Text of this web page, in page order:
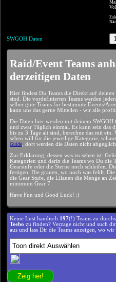
SWGOH Daten
Raid/Event Teams
derzeitigen Daten
Hier findest Du Teams die Direkt auf deinen
sind. Die vordefinierten Teams werden
selber gute Teams für bestimmte Events/
kann uns das gerne Mitteilen - wir alle
Die Daten hier werden mit deinem
und zwar Täglich einmal. Es kann sein das
bis zu 3 Tage alt sind, berechne das mit ein.
sehen will für die jeweilige Kategorie,
Guide , dort werden die Daten nicht
Zur Erklärung, dessen was zu sehen ist:
Kategorien und darin die Teams wo Du die
Gearstufe oder die Sterne noch schleifen.
fertigen. Die grauen, wo noch was fehlt. Die
die Gear Stufe, die Lilanen die Menge an
minimum Gear 7.
Have Fun und Good Luck! :)
Keine Lust händisch 197(!) Teams zu
Teebo zu finden? Verzage nicht und such
aus und lass Dir die Teams anzeigen, wo